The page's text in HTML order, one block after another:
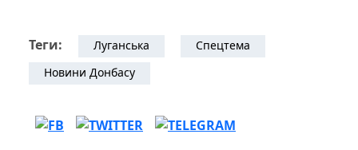
Теги: Луганська
Спецтема
Новини Донбасу